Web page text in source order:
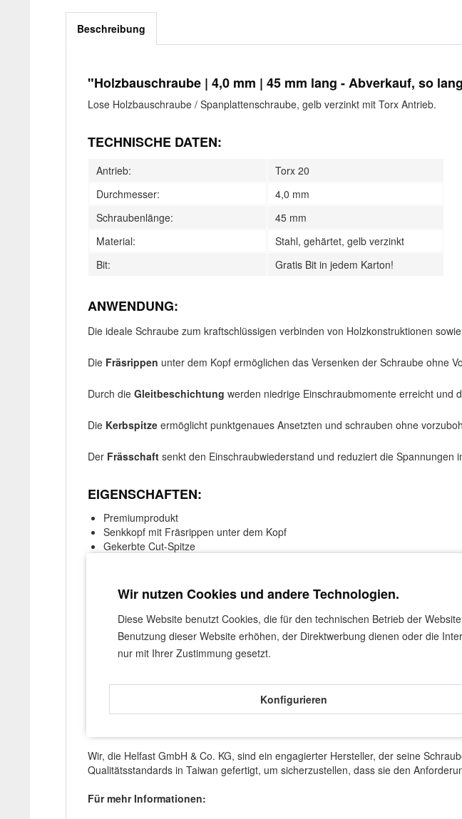
Beschreibung
"Holzbauschraube | 4,0 mm | 45 mm lang - Abverkauf, so
Lose Holzbauschraube / Spanplattenschraube, gelb verzinkt mit Torx Antrieb.
TECHNISCHE DATEN:
Antrieb:
Torx 20
Durchmesser:
4,0 mm
Schraubenlänge:
45 mm
Material:
Stahl, gehärtet, gelb verzinkt
Bit:
Gratis Bit in jedem Karton!
ANWENDUNG:
Die ideale Schraube zum kraftschlüssigen verbinden von Holzkonstruktionen
Die Fräsrippen unter dem Kopf ermöglichen das Versenken der Schraube ohne
Durch die Gleitbeschichtung werden niedrige Einschraubmomente erreicht und
Die Kerbspitze ermöglicht punktgenaues Ansetzten und schrauben ohne
Der Frässchaft senkt den Einschraubwiederstand und reduziert die Spannungen
EIGENSCHAFTEN:
Premiumprodukt
Senkkopf mit Fräsrippen unter dem Kopf
Gekerbte Cut-Spitze
Gelb verzinkt
EN 14592:2008+A1:2012
Gratis Bit in jedem Karton
Angaben zur Produktsicherheit
Bitte berücksichtigen Sie bei der Nutzung unserer Produkte die
Wir, die Helfast GmbH & Co. KG, sind ein engagierter Hersteller, der seine
Qualitätsstandards in Taiwan gefertigt, um sicherzustellen, dass sie den
Für mehr Informationen:
Wir nutzen Cookies und andere Technologien.
Diese Website benutzt Cookies, die für den technischen Betrieb der
Benutzung dieser Website erhöhen, der Direktwerbung dienen oder die
nur mit Ihrer Zustimmung gesetzt.
Konfigurieren